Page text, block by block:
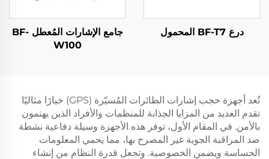
درع BF-T7 المحمول
جامع الإشارات المُعطل BF-
W100
تُعد أجهزة حجب إشارات الطائرات المُسيّرة (GPS) خيارًا مثاليًا
تقدم العديد من المزايا الجذابة للمنظمات والأفراد الذين يهتمون
بالأمن. في المقام الأول، توفر هذه الأجهزة وسيلة دفاعية نشطة
ضد المراقبة الجوية غير المصرح بها، مما يحمي المعلومات
الحساسة ويضمن الخصوصية. وتجعل قدرة النظام من إنشاء